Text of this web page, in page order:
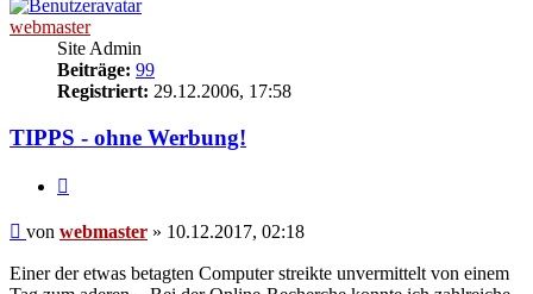
webmaster
Site Admin
Beiträge: 99
Registriert: 29.12.2006, 17:58
TIPPS - ohne Werbung!
Beitrag
von webmaster » 10.12.2017, 02:18
Einer der etwas betagten Computer streikte unvermittelt von einem